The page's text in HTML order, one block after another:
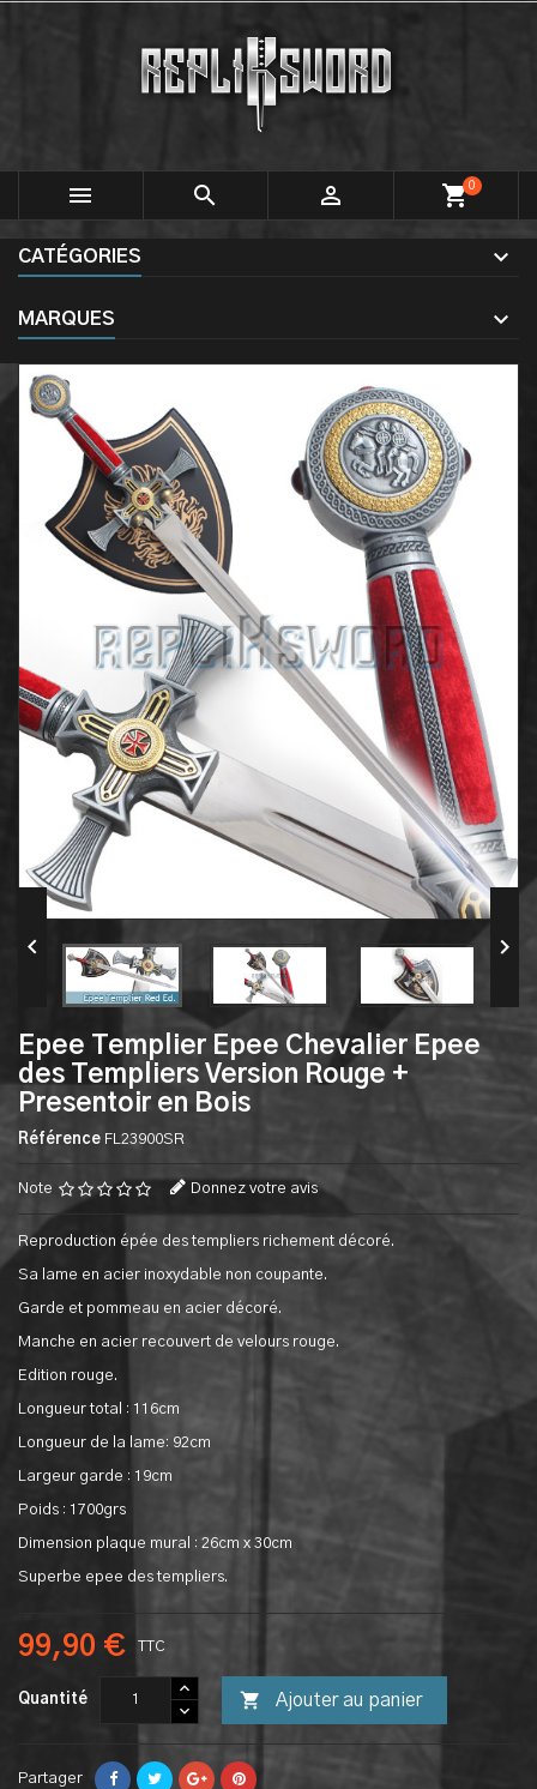
   shopping_cart0
CATÉGORIES
MARQUES
 
Epee Templier Epee Chevalier Epee
des Templiers Version Rouge +
Presentoir en Bois
Référence FL23900SR
Note Donnez votre avis
Reproduction épée des templiers richement décoré.
Sa lame en acier inoxydable non coupante.
Garde et pommeau en acier décoré.
Manche en acier recouvert de velours rouge.
Edition rouge.
Longueur total : 116cm
Longueur de la lame: 92cm
Largeur garde : 19cm
Poids : 1700grs
Dimension plaque mural : 26cm x 30cm
Superbe epee des templiers.
99,90 € TTC
Quantité  Ajouter au panier
Partager